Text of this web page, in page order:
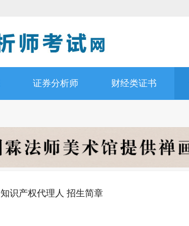
证券分析师 财经类证书
知识产权代理人 招生简章